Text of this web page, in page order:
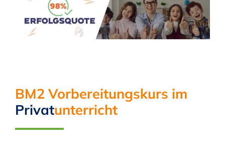
BM2 Vorbereitungskurs im
Privatunterricht